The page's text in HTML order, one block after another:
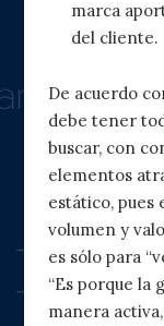
marca
del cliente.
De acuerdo
debe tener
buscar, con
elementos
estático, pues
volumen y
es sólo para
“Es porque la
manera